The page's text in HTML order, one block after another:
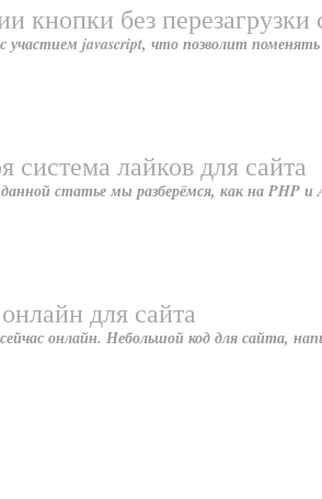
кнопки без
javascript, что позволит поменять
система лайков для сайта
статье мы разберёмся, как на PHP и
для сайта
онлайн. Небольшой код для сайта,